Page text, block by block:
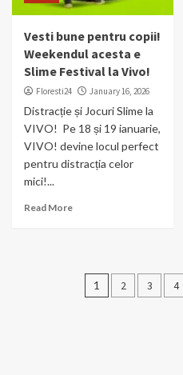
Vesti bune pentru copii!
Weekendul acesta e
Slime Festival la Vivo!
Floresti24 January 16, 2026
Distracție și Jocuri Slime la
VIVO! ​ Pe 18 și 19 ianuarie,
VIVO! devine locul perfect
pentru distracția celor
mici!...
Read More
Posts
1 2 3 4